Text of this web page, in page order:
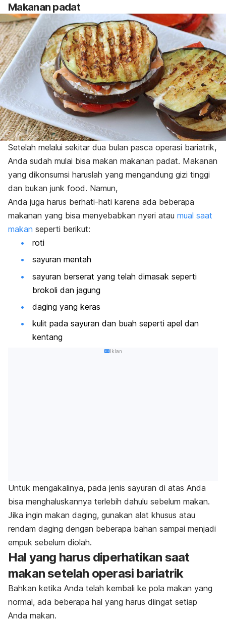
Makanan padat
Setelah melalui sekitar dua bulan pasca operasi bariatrik,
Anda sudah mulai bisa makan makanan padat. Makanan
yang dikonsumsi haruslah yang mengandung gizi tinggi
dan bukan junk food. Namun,
Anda juga harus berhati-hati karena ada beberapa
makanan yang bisa menyebabkan nyeri atau mual saat
makan seperti berikut:
roti
sayuran mentah
sayuran berserat yang telah dimasak seperti
brokoli dan jagung
daging yang keras
kulit pada sayuran dan buah seperti apel dan
kentang
Iklan
Untuk mengakalinya, pada jenis sayuran di atas Anda
bisa menghaluskannya terlebih dahulu sebelum makan.
Jika ingin makan daging, gunakan alat khusus atau
rendam daging dengan beberapa bahan sampai menjadi
empuk sebelum diolah.
Hal yang harus diperhatikan saat
makan setelah operasi bariatrik
Bahkan ketika Anda telah kembali ke pola makan yang
normal, ada beberapa hal yang harus diingat setiap
Anda makan.